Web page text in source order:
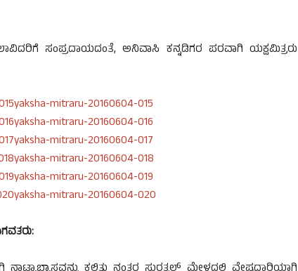
ಸಂಪ್ರದಾಯದಂತೆ, ಅನಿವಾಸಿ ಕನ್ನಡಿಗರ ಪರವಾಗಿ ಯಕ್ಷಮಿತ್ರರು